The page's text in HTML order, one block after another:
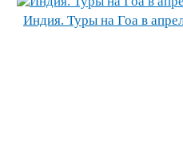
Индия. Туры на Гоа в